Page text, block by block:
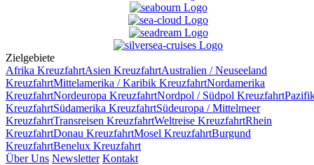
Zielgebiete
Afrika KreuzfahrtAsien KreuzfahrtAustralien / Neuseeland
KreuzfahrtMittelamerika / Karibik KreuzfahrtNordamerika
KreuzfahrtNordeuropa KreuzfahrtNordpol / Südpol Kreuzfahrt
KreuzfahrtSüdamerika KreuzfahrtSüdeuropa / Mittelmeer
KreuzfahrtTransreisen KreuzfahrtWeltreise KreuzfahrtRhein
KreuzfahrtDonau KreuzfahrtMosel KreuzfahrtBurgund
KreuzfahrtBenelux Kreuzfahrt
Über Uns Newsletter Kontakt